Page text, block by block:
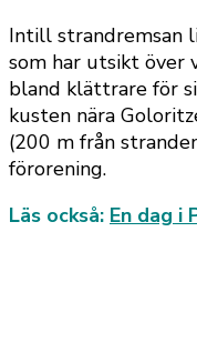
Intill strandremsan
som har utsikt över
bland klättrare för
kusten nära
(200 m från
förorening.
Läs också: En dag i